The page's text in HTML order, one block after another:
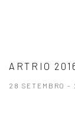
ARTRIO
28 SETEMBRO -